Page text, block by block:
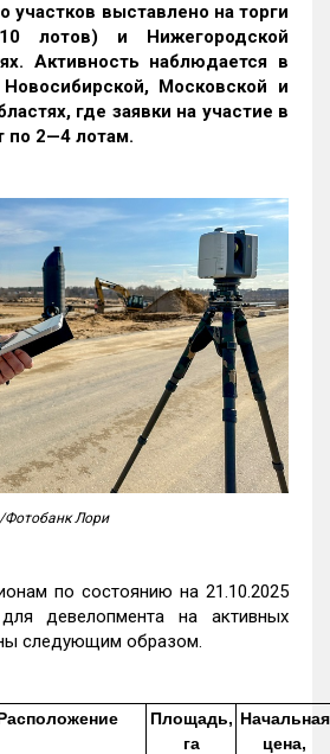
участков выставлено на торги
лотов) и Нижегородской
Активность наблюдается в
Московской и
где заявки на участие в
по 2—4 лотам.
Фотобанк Лори
по состоянию на 21.10.2025
девелопмента на активных
следующим образом.
Площадь,
га
Начальная
цена,